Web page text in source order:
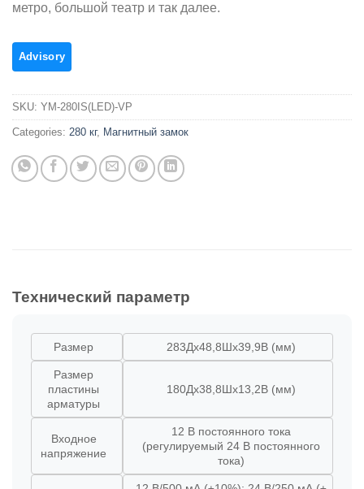
метро, большой театр и так далее.
SKU: YM-280IS(LED)-VP
Categories: 280 кг, Магнитный замок
Технический параметр
Размер 283Дx48,8Шx39,9В (мм)
Размер
пластины
арматуры
180Дx38,8Шx13,2В (мм)
Входное
напряжение
12 В постоянного тока
(регулируемый 24 В постоянного
тока)